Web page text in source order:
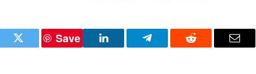
Twitter
Save
LinkedIn Telegram Reddit Email